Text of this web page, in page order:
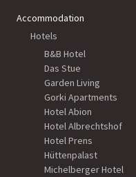
Accommodation
Hotels
B&B Hotel
Das Stue
Garden Living
Gorki Apartments
Hotel Abion
Hotel Albrechtshof
Hotel Prens
Hüttenpalast
Michelberger Hotel